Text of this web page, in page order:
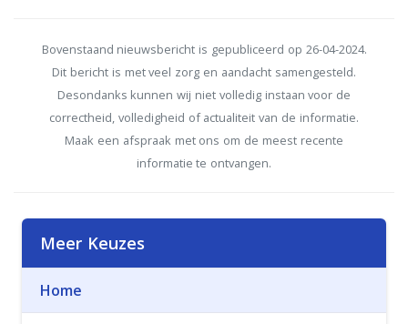
Bovenstaand nieuwsbericht is gepubliceerd op 26-04-2024.
Dit bericht is met veel zorg en aandacht samengesteld.
Desondanks kunnen wij niet volledig instaan voor de
correctheid, volledigheid of actualiteit van de informatie.
Maak een afspraak met ons om de meest recente
informatie te ontvangen.
Meer Keuzes
Home